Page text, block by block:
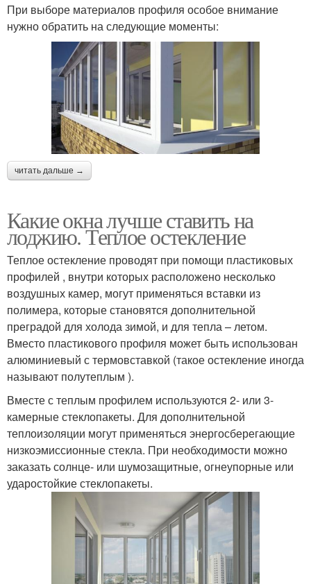
При выборе материалов профиля особое внимание
нужно обратить на следующие моменты:
читать дальше →
Какие окна лучше ставить на
лоджию. Теплое остекление
Теплое остекление проводят при помощи пластиковых
профилей , внутри которых расположено несколько
воздушных камер, могут применяться вставки из
полимера, которые становятся дополнительной
преградой для холода зимой, и для тепла – летом.
Вместо пластикового профиля может быть использован
алюминиевый с термовставкой (такое остекление иногда
называют полутеплым ).
Вместе с теплым профилем используются 2- или 3-
камерные стеклопакеты. Для дополнительной
теплоизоляции могут применяться энергосберегающие
низкоэмиссионные стекла. При необходимости можно
заказать солнце- или шумозащитные, огнеупорные или
ударостойкие стеклопакеты.